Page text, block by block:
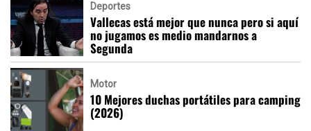
Deportes
Vallecas está mejor que nunca pero si aquí
no jugamos es medio mandarnos a
Segunda
Motor
10 Mejores duchas portátiles para camping
(2026)